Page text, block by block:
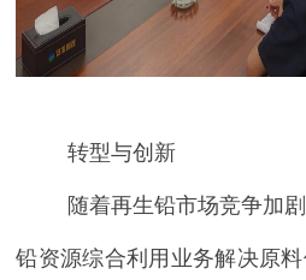
转型与创新
随着再生铅市场竞争加
铅资源综合利用业务解决原